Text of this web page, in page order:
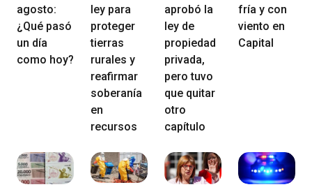
agosto:
¿Qué pasó
un día
como hoy?
ley para
proteger
tierras
rurales y
reafirmar
soberanía
en
recursos
aprobó la
ley de
propiedad
privada,
pero tuvo
que quitar
otro
capítulo
fría y con
viento en
Capital